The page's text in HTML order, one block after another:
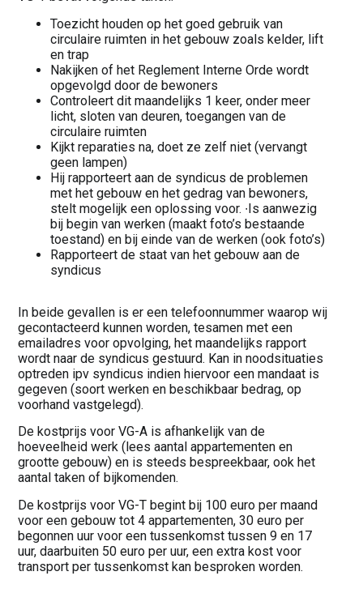
Toezicht houden op het goed gebruik van
circulaire ruimten in het gebouw zoals kelder, lift
en trap
Nakijken of het Reglement Interne Orde wordt
opgevolgd door de bewoners
Controleert dit maandelijks 1 keer, onder meer
licht, sloten van deuren, toegangen van de
circulaire ruimten
Kijkt reparaties na, doet ze zelf niet (vervangt
geen lampen)
Hij rapporteert aan de syndicus de problemen
met het gebouw en het gedrag van bewoners,
stelt mogelijk een oplossing voor. ∙Is aanwezig
bij begin van werken (maakt foto’s bestaande
toestand) en bij einde van de werken (ook foto’s)
Rapporteert de staat van het gebouw aan de
syndicus
In beide gevallen is er een telefoonnummer waarop wij
gecontacteerd kunnen worden, tesamen met een
emailadres voor opvolging, het maandelijks rapport
wordt naar de syndicus gestuurd. Kan in noodsituaties
optreden ipv syndicus indien hiervoor een mandaat is
gegeven (soort werken en beschikbaar bedrag, op
voorhand vastgelegd).
De kostprijs voor VG-A is afhankelijk van de
hoeveelheid werk (lees aantal appartementen en
grootte gebouw) en is steeds bespreekbaar, ook het
aantal taken of bijkomenden.
De kostprijs voor VG-T begint bij 100 euro per maand
voor een gebouw tot 4 appartementen, 30 euro per
begonnen uur voor een tussenkomst tussen 9 en 17
uur, daarbuiten 50 euro per uur, een extra kost voor
transport per tussenkomst kan besproken worden.